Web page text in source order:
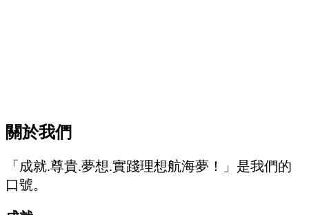
關於我們
「成就.尊貴.夢想.實踐理想航海夢！」是我們的
口號。